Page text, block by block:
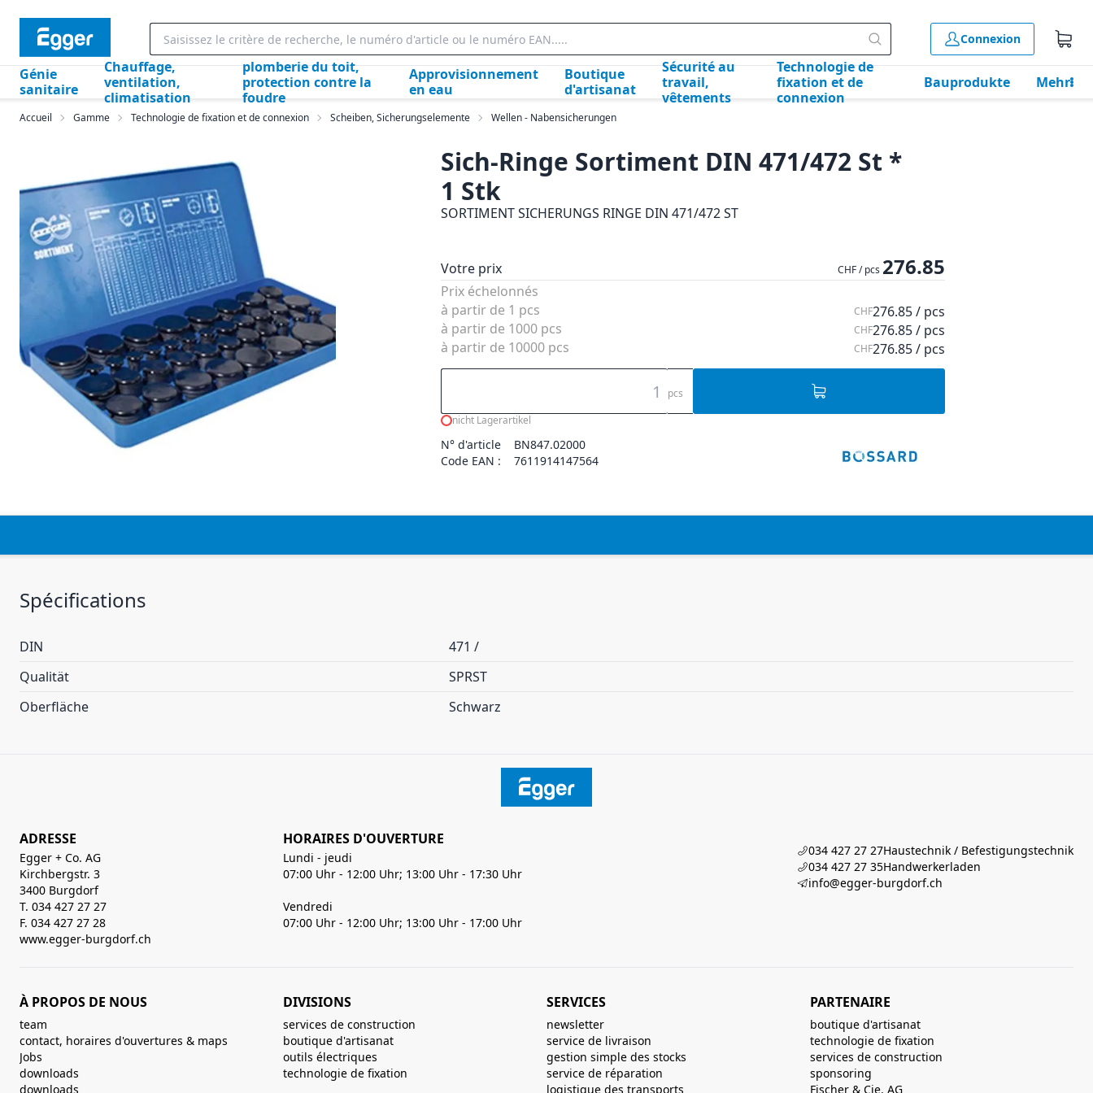
Connexion
Génie
sanitaire
Chauffage,
ventilation,
climatisation
plomberie du toit,
protection contre la
foudre
Approvisionnement
en eau
Boutique
d'artisanat
Sécurité au
travail,
vêtements
Technologie de
fixation et de
connexion
Bauprodukte Mehr
Accueil Gamme Technologie de fixation et de connexion Scheiben, Sicherungselemente Wellen - Nabensicherungen
Sich-Ringe Sortiment DIN 471/472 St *
1 Stk
SORTIMENT SICHERUNGS RINGE DIN 471/472 ST
Votre prix CHF / pcs 276.85
Prix échelonnés
à partir de 1 pcs
CHF276.85 / pcs
à partir de 1000 pcs
CHF276.85 / pcs
à partir de 10000 pcs
CHF276.85 / pcs
pcs
nicht Lagerartikel
N° d'article
BN847.02000
Code EAN :
7611914147564
Spécifications
DIN
471 /
Qualität
SPRST
Oberfläche
Schwarz
ADRESSE
Egger + Co. AG
Kirchbergstr. 3
3400 Burgdorf
T. 034 427 27 27
F. 034 427 27 28
www.egger-burgdorf.ch
HORAIRES D'OUVERTURE
Lundi - jeudi
07:00 Uhr - 12:00 Uhr; 13:00 Uhr - 17:30 Uhr
Vendredi
07:00 Uhr - 12:00 Uhr; 13:00 Uhr - 17:00 Uhr
034 427 27 27Haustechnik / Befestigungstechnik
034 427 27 35Handwerkerladen
info@egger-burgdorf.ch
À PROPOS DE NOUS
team
contact, horaires d'ouvertures & maps
Jobs
downloads
downloads
DIVISIONS
services de construction
boutique d'artisanat
outils électriques
technologie de fixation
SERVICES
newsletter
service de livraison
gestion simple des stocks
service de réparation
logistique des transports
PARTENAIRE
boutique d'artisanat
technologie de fixation
services de construction
sponsoring
Fischer & Cie. AG